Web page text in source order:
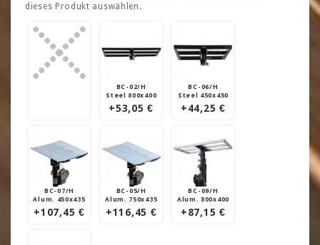
dieses Produkt auswählen.
BC-02/H
Steel 800x400
+53,05 €
BC-06/H
Steel 450x450
+44,25 €
BC-07/H
Alum. 450x435
+107,45 €
BC-05/H
Alum. 750x435
+116,45 €
BC-09/H
Alum. 800x400
+87,15 €